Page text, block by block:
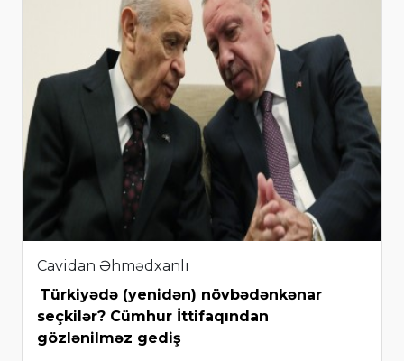
Cavidan Əhmədxanlı
Türkiyədə (yenidən) növbədənkənar
seçkilər? Cümhur İttifaqından
gözlənilməz gediş